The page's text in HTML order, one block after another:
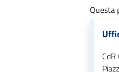
Questa